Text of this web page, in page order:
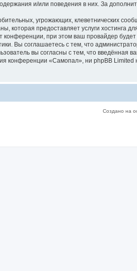
и/или поведения в них. За
угрожающих, клеветнических
которая предоставляет услуги
при этом ваш провайдер
Вы соглашаетесь с тем, что
вы согласны с тем, что
конференции «Самопал», ни phpBB Limited
Создано на